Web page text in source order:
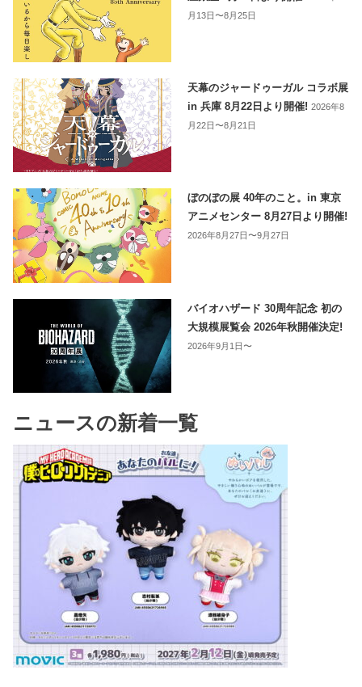
月13日〜8月25日
天幕のジャードゥーガル コラボ展
in 兵庫 8月22日より開催!2026年8
月22日〜8月21日
ぼのぼの展 40年のこと。in 東京
アニメセンター 8月27日より開催!
2026年8月27日〜9月27日
バイオハザード 30周年記念 初の
大規模展覧会 2026年秋開催決定!
2026年9月1日〜
ニュースの新着一覧